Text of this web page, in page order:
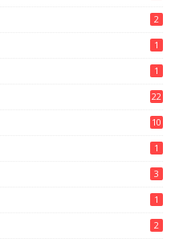
2
1
1
22
10
1
3
1
2